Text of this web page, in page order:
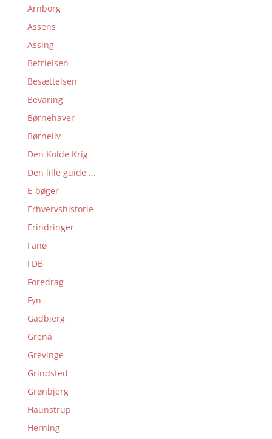
Arnborg
Assens
Assing
Befrielsen
Besættelsen
Bevaring
Børnehaver
Børneliv
Den Kolde Krig
Den lille guide ...
E-bøger
Erhvervshistorie
Erindringer
Fanø
FDB
Foredrag
Fyn
Gadbjerg
Grenå
Grevinge
Grindsted
Grønbjerg
Haunstrup
Herning